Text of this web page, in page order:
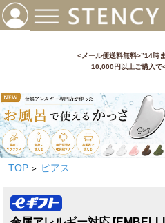
<メール便送料無料>”14時
10,000円以上ご購入で
TOP > ピアス